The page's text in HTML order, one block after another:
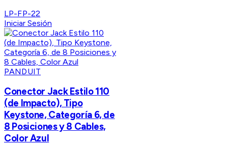
LP-FP-22
Iniciar Sesión
PANDUIT
Conector Jack Estilo 110
(de Impacto), Tipo
Keystone, Categoría 6, de
8 Posiciones y 8 Cables,
Color Azul